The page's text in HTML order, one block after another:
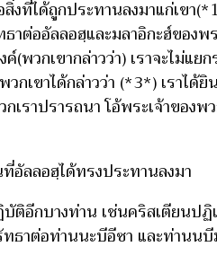
ได้ถูกประทานลงมาแก่เขา
ต่ออัลลอฮฺและมลาอิกะฮ์ของพ
พวกเขากล่าวว่า) เราจะไม่แย
กเขาได้กล่าวว่า (*3*) เราได้
ราปรารถนา โอ้พระเจ้าของพ
ลลอฮฺได้ทรงประทานลงมา
ติอีกบางท่าน เช่นคริสเตียนป
ธาต่อท่านนะบีอีซา และท่านน